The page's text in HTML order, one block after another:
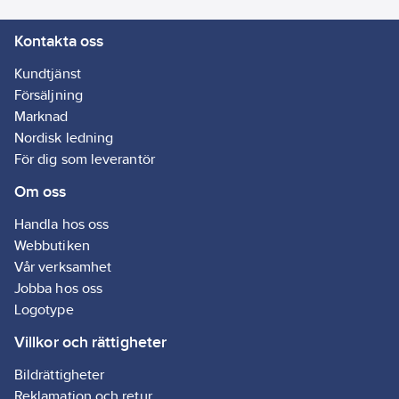
Kontakta oss
Kundtjänst
Försäljning
Marknad
Nordisk ledning
För dig som leverantör
Om oss
Handla hos oss
Webbutiken
Vår verksamhet
Jobba hos oss
Logotype
Villkor och rättigheter
Bildrättigheter